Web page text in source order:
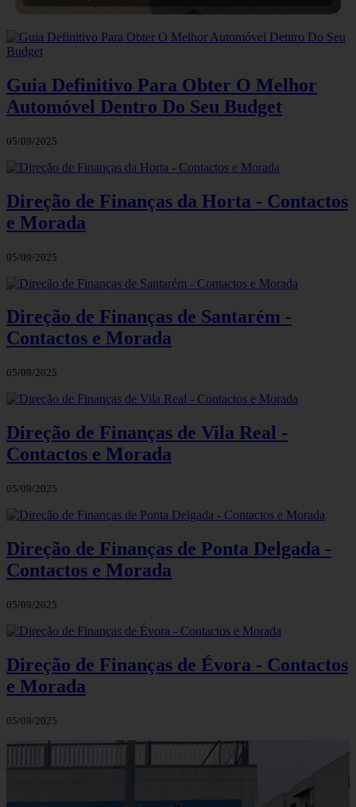
Guia Definitivo Para Obter O Melhor
Automóvel Dentro Do Seu Budget
05/09/2025
Direção de Finanças da Horta - Contactos
e Morada
05/09/2025
Direção de Finanças de Santarém -
Contactos e Morada
05/09/2025
Direção de Finanças de Vila Real -
Contactos e Morada
05/09/2025
Direção de Finanças de Ponta Delgada -
Contactos e Morada
05/09/2025
Direção de Finanças de Évora - Contactos
e Morada
05/09/2025